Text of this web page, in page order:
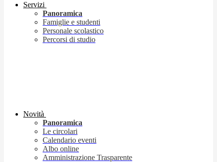
Servizi
Panoramica
Famiglie e studenti
Personale scolastico
Percorsi di studio
Novità
Panoramica
Le circolari
Calendario eventi
Albo online
Amministrazione Trasparente